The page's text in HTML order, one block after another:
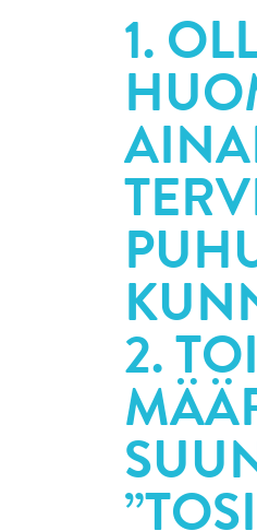
1.
2.